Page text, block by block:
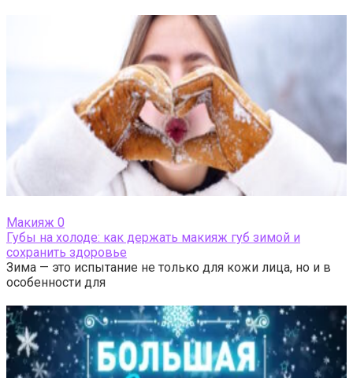
Макияж 0
Губы на холоде: как держать макияж губ зимой и
сохранить здоровье
Зима — это испытание не только для кожи лица, но и в
особенности для